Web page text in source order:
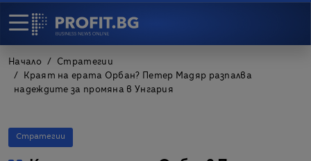
Начало
Стратегии
Краят на ерата Орбан? Петер Мадяр разпалва
надеждите за промяна в Унгария
Стратегии